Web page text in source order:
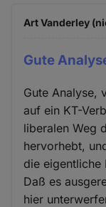
Art Vanderley
Gute
Gute Analyse,
auf ein KT-
liberalen Weg
hervorhebt,
die eigentliche
Daß es
hier